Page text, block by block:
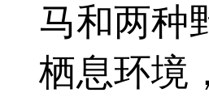
马和两种
栖息环境